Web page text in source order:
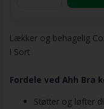
Lækker og behagelig
I Sort
Fordele ved Ahh Bra
Støtter og løfter